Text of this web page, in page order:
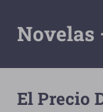
contenido
Novelas
De
Descarga
El Precio